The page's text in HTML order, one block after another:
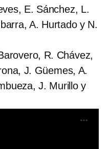
E. Sánchez, L.
A. Hurtado y N.
R. Chávez,
J. Güemes, A.
J. Murillo y